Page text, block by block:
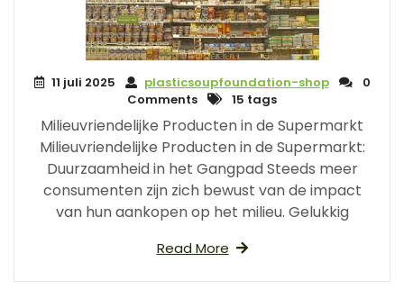
11 juli 2025 plasticsoupfoundation-shop
0
Comments
15 tags
Milieuvriendelijke Producten in de Supermarkt
Milieuvriendelijke Producten in de Supermarkt:
Duurzaamheid in het Gangpad Steeds meer
consumenten zijn zich bewust van de impact
van hun aankopen op het milieu. Gelukkig
Read More